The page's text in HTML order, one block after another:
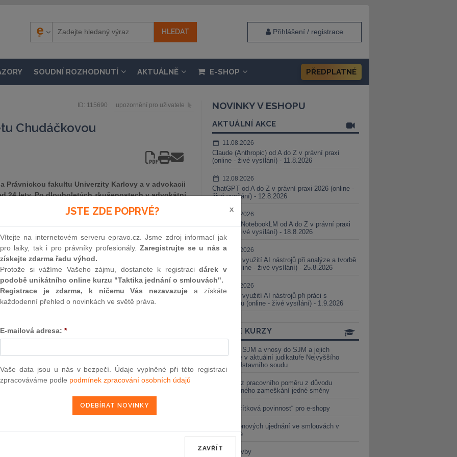
Přihlášení / registrace
SOUDNÍ ROZHODNUTÍ AKTUÁLNĚ E-SHOP PŘEDPLATNÉ
ID: 115690 upozornění pro uživatele
Chudáčkovou
Právnickou fakultu Univerzity Karlovy a v advokacii
24 lety. Po dlouholetých zkušenostech v advokátní
V roce 2021 založila projekt forum iuris, který
advokáta a má za cíl vytvořit místo, které
zázemí a sdílení profesních zkušeností s ostatními
a posune, často během jednoho dne řeším třeba
vs. únos dítěte z Německa, strategii trestněprávní
advokacie je široký, každá kauza má svůj příběh, za
kombinace práva, psychologie, logiky, pochopení
Navíc i jednání advokáta v reálném světě je pestré od
vyjednávání, strategie sporu, zastupování před
je to i drama. Do toho teď pracuji na novém projektu
pracovní život samostatných advokátů, to je taky
dárek Vám zašleme aktuální online kurz na využití
NOVINKY V ESHOPU
AKTUÁLNÍ AKCE
11.08.2026
Claude (Anthropic) od A do Z v právní praxi
(online - živé vysílání) - 11.8.2026
12.08.2026
ChatGPT od A do Z v právní praxi 2026 (online -
živé vysílání) - 12.8.2026
18.08.2026
Gemini a NotebookLM od A do Z v právní praxi
(online - živé vysílání) - 18.8.2026
25.08.2026
Praktické využití AI nástrojů při analýze a tvorbě
smluv (online - živé vysílání) - 25.8.2026
01.09.2026
Praktické využití AI nástrojů při práci s
judikaturou (online - živé vysílání) - 1.9.2026
ONLINE KURZY
Vnosy ze SJM a vnosy do SJM a jejich
valorizace v aktuální judikatuře Nejvyššího
soudu a Ústavního soudu
Výpověď z pracovního poměru z důvodu
neomluveného zameškání jedné směny
Nová „tlačítková povinnost“ pro e-shopy
Změna cenových ujednání ve smlouvách v
energetice
Černé stavby
JSTE ZDE POPRVÉ? x
Vítejte na internetovém serveru epravo.cz. Jsme zdroj informací jak
pro laiky, tak i pro právníky profesionály.Zaregistrujte se u nás a
získejte zdarma řadu výhod.
Protože si vážíme Vašeho zájmu, dostanete k registracidárek v
podobě unikátního online kurzu "Taktika jednání o smlouvách".
Registrace je zdarma, k ničemu Vás nezavazuje a získáte
každodenní přehled o novinkách ve světě práva.
E-mailová adresa: *
Vaše data jsou u nás v bezpečí. Údaje vyplněné při této registraci
zpracováváme podle podmínek zpracování osobních údajů
ZAVŘÍT